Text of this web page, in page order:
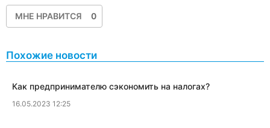
МНЕ НРАВИТСЯ 0
Похожие новости
​Как предпринимателю сэкономить на налогах?
16.05.2023 12:25